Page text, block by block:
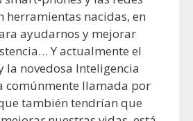
herramientas nacidas, en
ayudarnos y mejorar
Y actualmente el
la novedosa Inteligencia
comúnmente llamada por
también tendrían que